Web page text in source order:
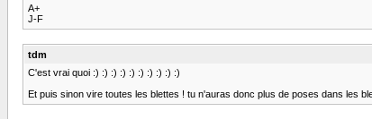
A+
J-F
tdm
C'est vrai quoi :) :) :) :) :) :) :) :) :) :)
Et puis sinon vire toutes les blettes ! tu n'auras donc plus de poses dans les